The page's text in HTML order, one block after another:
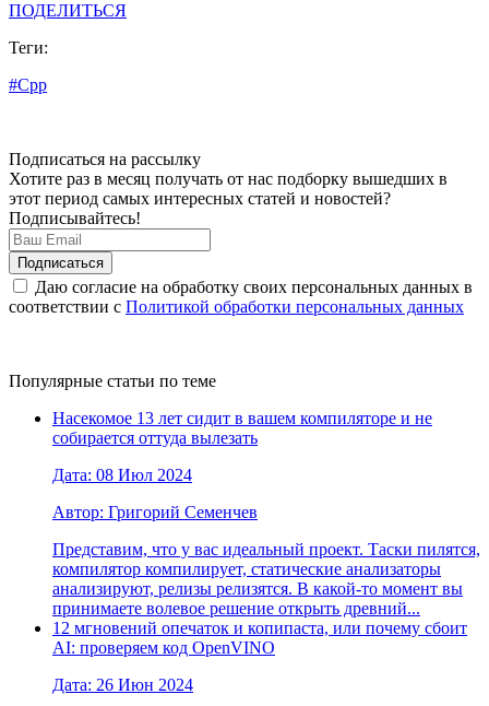
ПОДЕЛИТЬСЯ
Теги:
#Cpp
Подписаться на рассылку
Хотите раз в месяц получать от нас подборку вышедших в
этот период самых интересных статей и новостей?
Подписывайтесь!
Даю согласие на обработку своих персональных данных в
соответствии с Политикой обработки персональных данных
Популярные статьи по теме
Насекомое 13 лет сидит в вашем компиляторе и не
собирается оттуда вылезать
Дата: 08 Июл 2024
Автор: Григорий Семенчев
Представим, что у вас идеальный проект. Таски пилятся,
компилятор компилирует, статические анализаторы
анализируют, релизы релизятся. В какой-то момент вы
принимаете волевое решение открыть древний...
12 мгновений опечаток и копипаста, или почему сбоит
AI: проверяем код OpenVINO
Дата: 26 Июн 2024